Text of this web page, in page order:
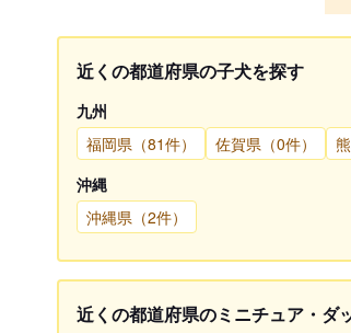
近くの都道府県の子犬を探す
九州
福岡県（81件）
佐賀県（0件）
沖縄
沖縄県（2件）
近くの都道府県のミニチュア・ダ